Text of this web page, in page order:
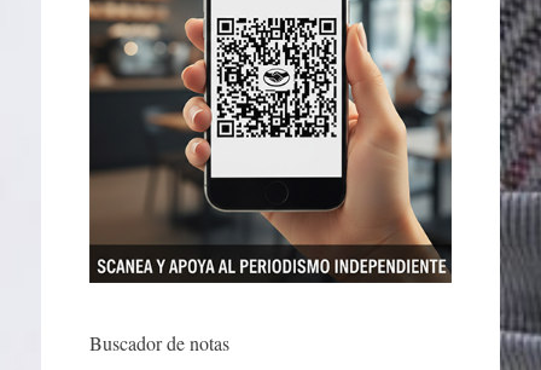
Buscador de notas